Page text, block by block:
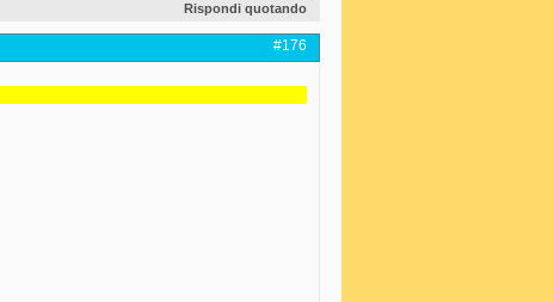
Rispondi quotando
#176